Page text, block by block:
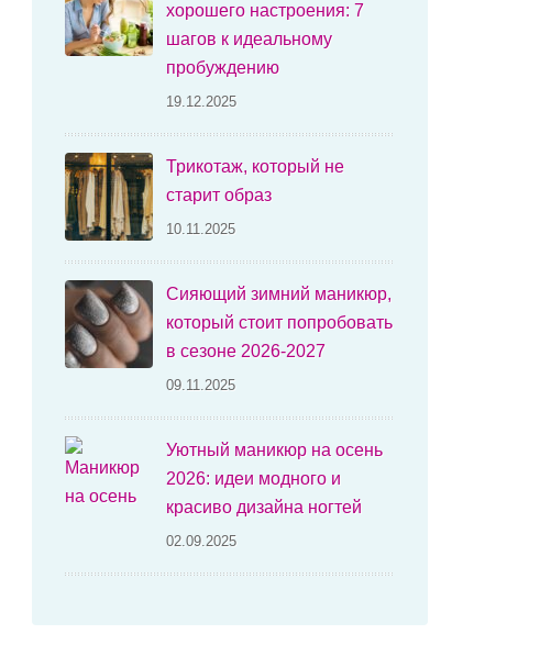
хорошего настроения: 7
шагов к идеальному
пробуждению
19.12.2025
Трикотаж, который не
старит образ
10.11.2025
Сияющий зимний маникюр,
который стоит попробовать
в сезоне 2026-2027
09.11.2025
Уютный маникюр на осень
2026: идеи модного и
красиво дизайна ногтей
02.09.2025